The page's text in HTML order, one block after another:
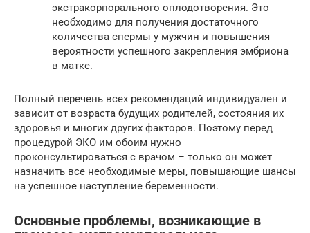
экстракорпорального оплодотворения. Это
необходимо для получения достаточного
количества спермы у мужчин и повышения
вероятности успешного закрепления эмбриона
в матке.
Полный перечень всех рекомендаций индивидуален и
зависит от возраста будущих родителей, состояния их
здоровья и многих других факторов. Поэтому перед
процедурой ЭКО им обоим нужно
проконсультироваться с врачом – только он может
назначить все необходимые меры, повышающие шансы
на успешное наступление беременности.
Основные проблемы, возникающие в